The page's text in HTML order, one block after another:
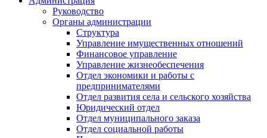
Руководство
Органы администрации
Структура
Управление имущественных отношений
Финансовое управление
Управление жизнеобеспечения
Отдел экономики и работы с
предпринимателями
Отдел развития села и сельского хозяйства
Юридический отдел
Отдел муниципального заказа
Отдел социальной работы